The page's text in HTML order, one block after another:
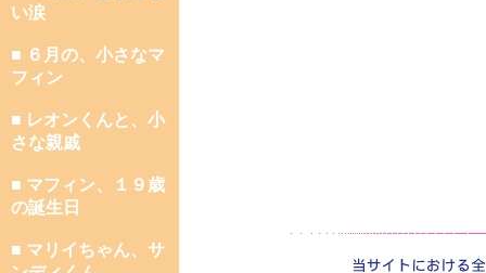
い涙
■ ６月の、小さなマ
フィン
■ レオンくんと、小
さな親戚
■ マフィン、１９歳
の誕生日
■ マリイちゃん、サ